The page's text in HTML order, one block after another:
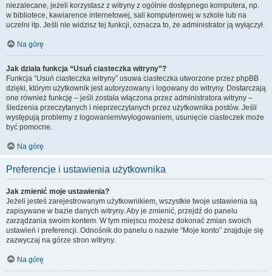
niezalecane, jeżeli korzystasz z witryny z ogólnie dostępnego komputera, np.
w bibliotece, kawiarence internetowej, sali komputerowej w szkole lub na
uczelni itp. Jeśli nie widzisz tej funkcji, oznacza to, że administrator ją wyłączył.
Na górę
Jak działa funkcja “Usuń ciasteczka witryny”?
Funkcja “Usuń ciasteczka witryny” usuwa ciasteczka utworzone przez phpBB
dzięki, którym użytkownik jest autoryzowany i logowany do witryny. Dostarczają
one również funkcję – jeśli została włączona przez administratora witryny –
śledzenia przeczytanych i nieprzeczytanych przez użytkownika postów. Jeśli
występują problemy z logowaniem/wylogowaniem, usunięcie ciasteczek może
być pomocne.
Na górę
Preferencje i ustawienia użytkownika
Jak zmienić moje ustawienia?
Jeżeli jesteś zarejestrowanym użytkownikiem, wszystkie twoje ustawienia są
zapisywane w bazie danych witryny. Aby je zmienić, przejdź do panelu
zarządzania swoim kontem. W tym miejscu możesz dokonać zmian swoich
ustawień i preferencji. Odnośnik do panelu o nazwie “Moje konto” znajduje się
zazwyczaj na górze stron witryny.
Na górę